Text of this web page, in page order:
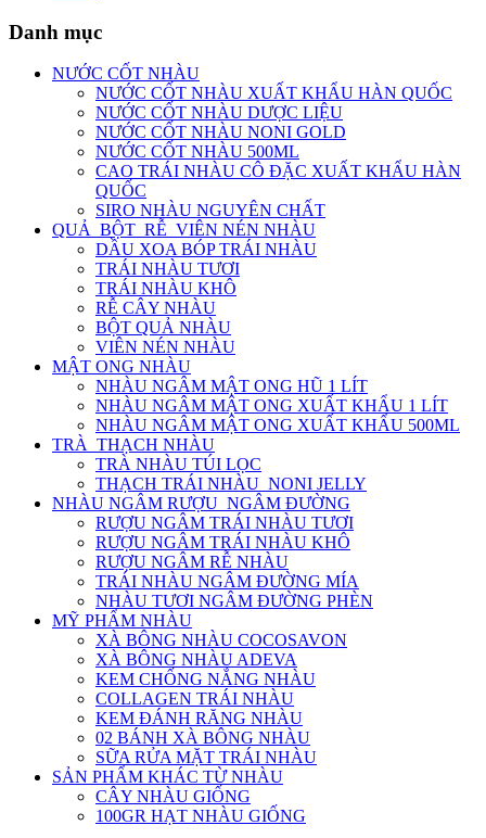
Danh mục
NƯỚC CỐT NHÀU
NƯỚC CỐT NHÀU XUẤT KHẨU HÀN QUỐC
NƯỚC CỐT NHÀU DƯỢC LIỆU
NƯỚC CỐT NHÀU NONI GOLD
NƯỚC CỐT NHÀU 500ML
CAO TRÁI NHÀU CÔ ĐẶC XUẤT KHẨU HÀN
QUỐC
SIRO NHÀU NGUYÊN CHẤT
QUẢ_BỘT_RỄ_VIÊN NÉN NHÀU
DẦU XOA BÓP TRÁI NHÀU
TRÁI NHÀU TƯƠI
TRÁI NHÀU KHÔ
RỄ CÂY NHÀU
BỘT QUẢ NHÀU
VIÊN NÉN NHÀU
MẬT ONG NHÀU
NHÀU NGÂM MẬT ONG HŨ 1 LÍT
NHÀU NGÂM MẬT ONG XUẤT KHẨU 1 LÍT
NHÀU NGÂM MẬT ONG XUẤT KHẨU 500ML
TRÀ_THẠCH NHÀU
TRÀ NHÀU TÚI LỌC
THẠCH TRÁI NHÀU_NONI JELLY
NHÀU NGÂM RƯỢU_NGÂM ĐƯỜNG
RƯỢU NGÂM TRÁI NHÀU TƯƠI
RƯỢU NGÂM TRÁI NHÀU KHÔ
RƯỢU NGÂM RỄ NHÀU
TRÁI NHÀU NGÂM ĐƯỜNG MÍA
NHÀU TƯƠI NGÂM ĐƯỜNG PHÈN
MỸ PHẨM NHÀU
XÀ BÔNG NHÀU COCOSAVON
XÀ BÔNG NHÀU ADEVA
KEM CHỐNG NẮNG NHÀU
COLLAGEN TRÁI NHÀU
KEM ĐÁNH RĂNG NHÀU
02 BÁNH XÀ BÔNG NHÀU
SỮA RỬA MẶT TRÁI NHÀU
SẢN PHẨM KHÁC TỪ NHÀU
CÂY NHÀU GIỐNG
100GR HẠT NHÀU GIỐNG